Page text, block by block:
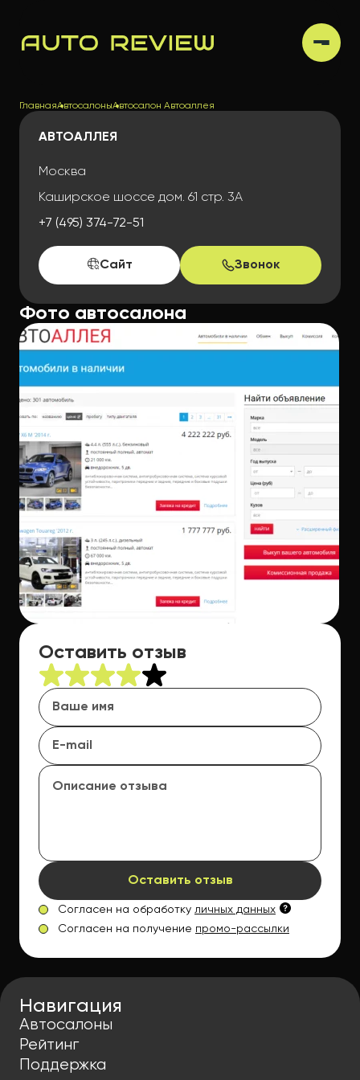
ГлавнаяАвтосалоныАвтосалон Автоаллея
АВТОАЛЛЕЯ
Москва
Каширское шоссе дом. 61 стр. 3А
+7 (495) 374-72-51
Сайт Звонок
Фото автосалона
Оставить отзыв
Оставить отзыв
Согласен на обработку личных данных
Согласен на получение промо-рассылки
Навигация
Автосалоны
Рейтинг
Поддержка